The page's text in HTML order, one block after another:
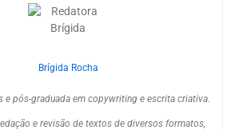
Brígida Rocha
e pós-graduada em copywriting e escrita criativa.
e revisão de textos de diversos formatos,